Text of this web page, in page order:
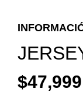
$